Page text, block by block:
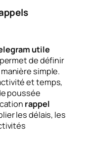
utile
de définir
simple.
et temps,
poussée
rappel
les délais, les